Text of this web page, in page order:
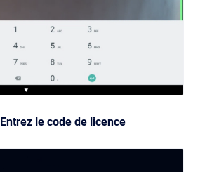
Entrez le code de licence